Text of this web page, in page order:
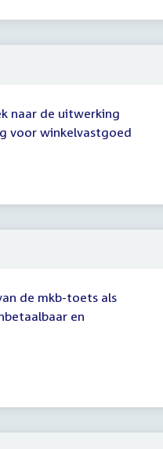
naar de uitwerking
voor winkelvastgoed
de mkb-toets als
en